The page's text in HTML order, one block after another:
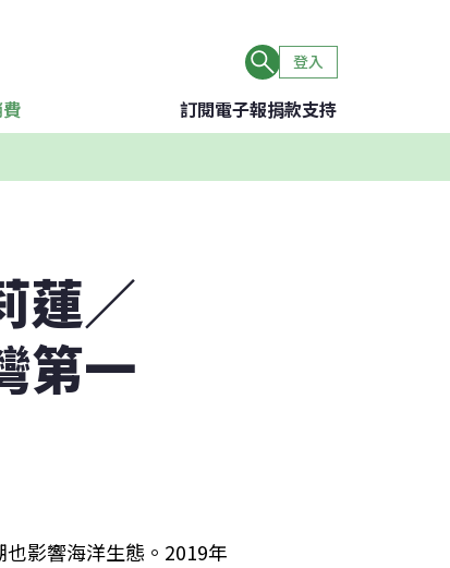
登入
訂閱電子報捐款支持
蓮／
第一
影響海洋生態。2019年